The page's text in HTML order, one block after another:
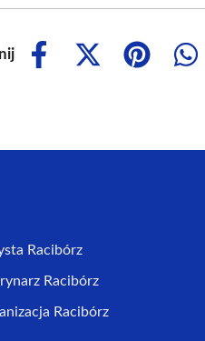
Share
Share
Share
Racibórz
Racibórz
Racibórz